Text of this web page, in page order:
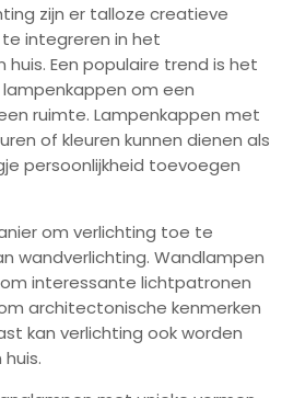
zijn er talloze creatieve
integreren in het
Een populaire trend is het
om een
ruimte. Lampenkappen met
of kleuren kunnen dienen als
persoonlijkheid toevoegen
om verlichting toe te
wandverlichting. Wandlampen
interessante lichtpatronen
architectonische kenmerken
kan verlichting ook worden